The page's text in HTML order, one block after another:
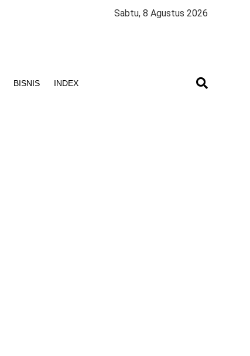
Sabtu, 8 Agustus 2026
BISNIS INDEX